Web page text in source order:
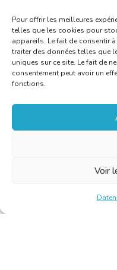
Pour offrir les meilleures
telles que les cookies pour
appareils. Le fait de consentir
traiter des données telles que
uniques sur ce site. Le fait de
consentement peut avoir un
fonctions.
Voir